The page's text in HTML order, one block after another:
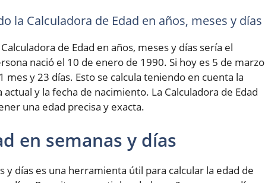
la Calculadora de Edad en años, meses y días
de Edad en años, meses y días sería el
nació el 10 de enero de 1990. Si hoy es 5 de marzo
mes y 23 días. Esto se calcula teniendo en cuenta la
y la fecha de nacimiento. La Calculadora de Edad
una edad precisa y exacta.
en semanas y días
y días es una herramienta útil para calcular la edad de